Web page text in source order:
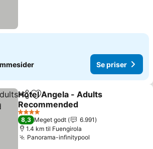
Se priser
Del Føj til favoritter
Hotel Angela - Adults
Recommended
4 Stjerner
8,3 Meget godt
6.991
1.4 km til Fuengirola
Panorama-infinitypool